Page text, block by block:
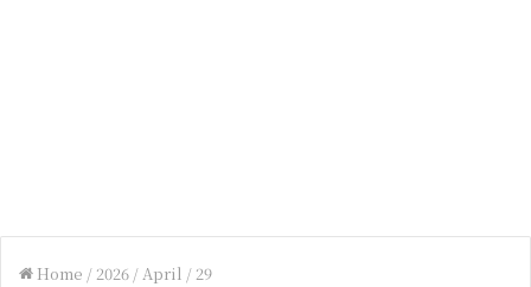
Home /2026 /April /29